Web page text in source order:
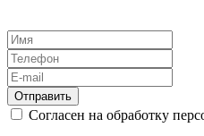
Отправить
Согласен на обработку